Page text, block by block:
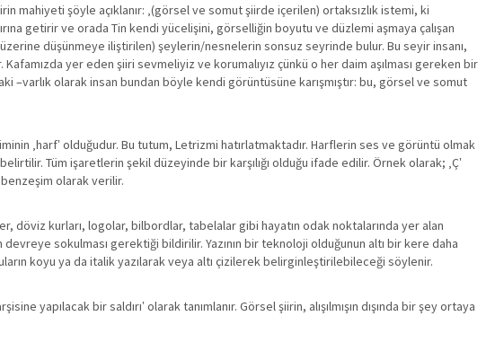
şöyle açıklanır: ‚(görsel ve somut şiirde içerilen) ortaksızlık istemi, ki
getirir ve orada Tin kendi yücelişini, görselliğin boyutu ve düzlemi aşmaya çalışan
düşünmeye iliştirilen) şeylerin/nesnelerin sonsuz seyrinde bulur. Bu seyir insanı,
yer eden şiiri sevmeliyiz ve korumalıyız çünkü o her daim aşılması gereken bir
olarak insan bundan böyle kendi görüntüsüne karışmıştır: bu, görsel ve somut
‚harf‛ olduğudur. Bu tutum, Letrizmi hatırlatmaktadır. Harflerin ses ve görüntü olmak
Tüm işaretlerin şekil düzeyinde bir karşılığı olduğu ifade edilir. Örnek olarak; ‚Ç‛
olarak verilir.
döviz kurları, logolar, bilbordlar, tabelalar gibi hayatın odak noktalarında yer alan
sokulması gerektiği bildirilir. Yazının bir teknoloji olduğunun altı bir kere daha
koyu ya da italik yazılarak veya altı çizilerek belirginleştirilebileceği söylenir.
yapılacak bir saldırı‛ olarak tanımlanır. Görsel şiirin, alışılmışın dışında bir şey ortaya